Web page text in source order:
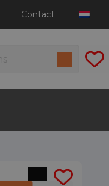
Contact